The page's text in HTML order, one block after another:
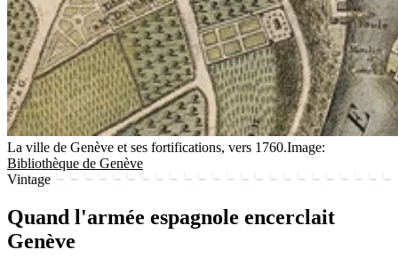
La ville de Genève et ses fortifications, vers 1760.Image:
Bibliothèque de Genève
Vintage
Quand l'armée espagnole encerclait
Genève